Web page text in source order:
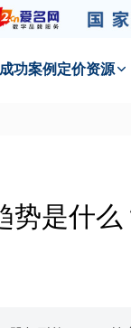
功案例 定价资源
是什么